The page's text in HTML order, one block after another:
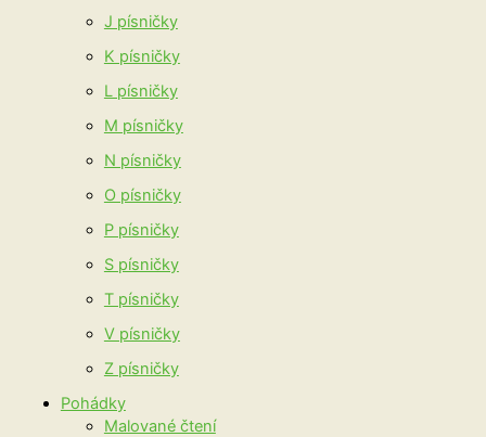
J písničky
K písničky
L písničky
M písničky
N písničky
O písničky
P písničky
S písničky
T písničky
V písničky
Z písničky
Pohádky
Malované čtení